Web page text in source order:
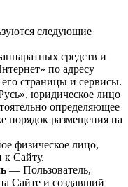
следующие
средств и
по адресу
страницы и сервисы.
юридическое лицо
определяющее
порядок размещения на
физическое лицо,
к Сайту.
— Пользователь,
Сайте и создавший